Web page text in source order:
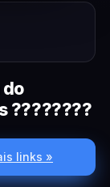
do
????????
links »